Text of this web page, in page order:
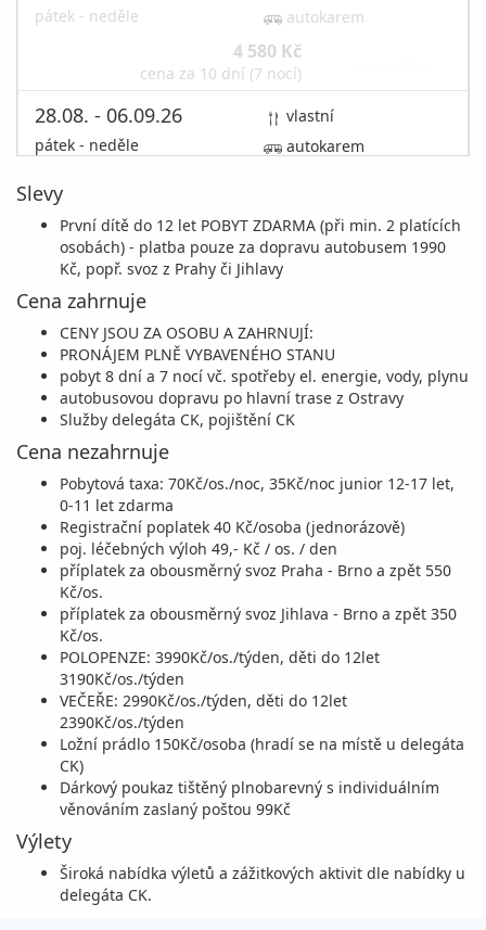
pátek - neděle
autokarem
4 580 Kč
cena za 10 dní (7 nocí)
28.08. - 06.09.26
pátek - neděle
vlastní
autokarem
září 2026
04.09. - 13.09.26
pátek - neděle
autokarem
Sleva 26% 4 690 Kč 3 480 Kč
cena za 10 dní (7 nocí) objednej
11.09. - 20.09.26
pátek - neděle
vlastní
3 580 Kč
cena za 10 dní (7 nocí)
18.09. - 27.09.26
pátek - neděle
vlastní
Sleva 25%3 990 Kč 2 980 Kč
cena za 10 dní (7 nocí)
Slevy
První dítě do 12 let POBYT ZDARMA (při min. 2 platících
osobách) - platba pouze za dopravu autobusem 1990
Kč, popř. svoz z Prahy či Jihlavy
Cena zahrnuje
CENY JSOU ZA OSOBU A ZAHRNUJÍ:
PRONÁJEM PLNĚ VYBAVENÉHO STANU
pobyt 8 dní a 7 nocí vč. spotřeby el. energie, vody, plynu
autobusovou dopravu po hlavní trase z Ostravy
Služby delegáta CK, pojištění CK
Cena nezahrnuje
Pobytová taxa: 70Kč/os./noc, 35Kč/noc junior 12-17 let,
0-11 let zdarma
Registrační poplatek 40 Kč/osoba (jednorázově)
poj. léčebných výloh 49,- Kč / os. / den
příplatek za obousměrný svoz Praha - Brno a zpět 550
Kč/os.
příplatek za obousměrný svoz Jihlava - Brno a zpět 350
Kč/os.
POLOPENZE: 3990Kč/os./týden, děti do 12let
3190Kč/os./týden
VEČEŘE: 2990Kč/os./týden, děti do 12let
2390Kč/os./týden
Ložní prádlo 150Kč/osoba (hradí se na místě u delegáta
CK)
Dárkový poukaz tištěný plnobarevný s individuálním
věnováním zaslaný poštou 99Kč
Výlety
Široká nabídka výletů a zážitkových aktivit dle nabídky u
delegáta CK.